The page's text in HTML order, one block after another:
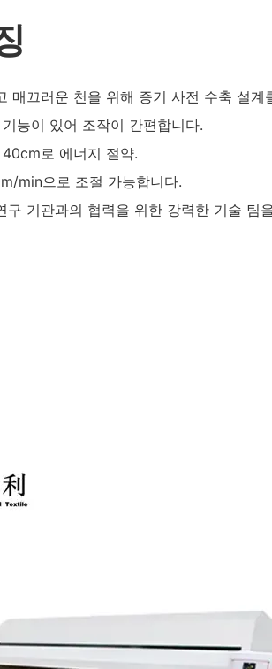
매끄러운 천을 위해 증기 사전 수축 ​​설계
능이 있어 조작이 간편합니다.
로 에너지 절약.
min으로 조절 가능합니다.
구 기관과의 협력을 위한 강력한 기술 팀